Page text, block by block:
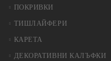
ПОКРИВКИ
ТИШЛАЙФЕРИ
КАРЕТА
ДЕКОРАТИВНИ КАЛЪФКИ